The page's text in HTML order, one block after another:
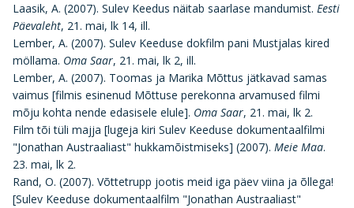
Laasik, A. (2007). Sulev Keedus näitab saarlase mandumist. Eesti
Päevaleht, 21. mai, lk 14, ill.
Lember, A. (2007). Sulev Keeduse dokfilm pani Mustjalas kired
möllama. Oma Saar, 21. mai, lk 2, ill.
Lember, A. (2007). Toomas ja Marika Mõttus jätkavad samas
vaimus [filmis esinenud Mõttuse perekonna arvamused filmi
mõju kohta nende edasisele elule]. Oma Saar, 21. mai, lk 2.
Film tõi tüli majja [lugeja kiri Sulev Keeduse dokumentaalfilmi
"Jonathan Austraaliast" hukkamõistmiseks] (2007). Meie Maa.
23. mai, lk 2.
Rand, O. (2007). Võttetrupp jootis meid iga päev viina ja õllega!
[Sulev Keeduse dokumentaalfilm "Jonathan Austraaliast"